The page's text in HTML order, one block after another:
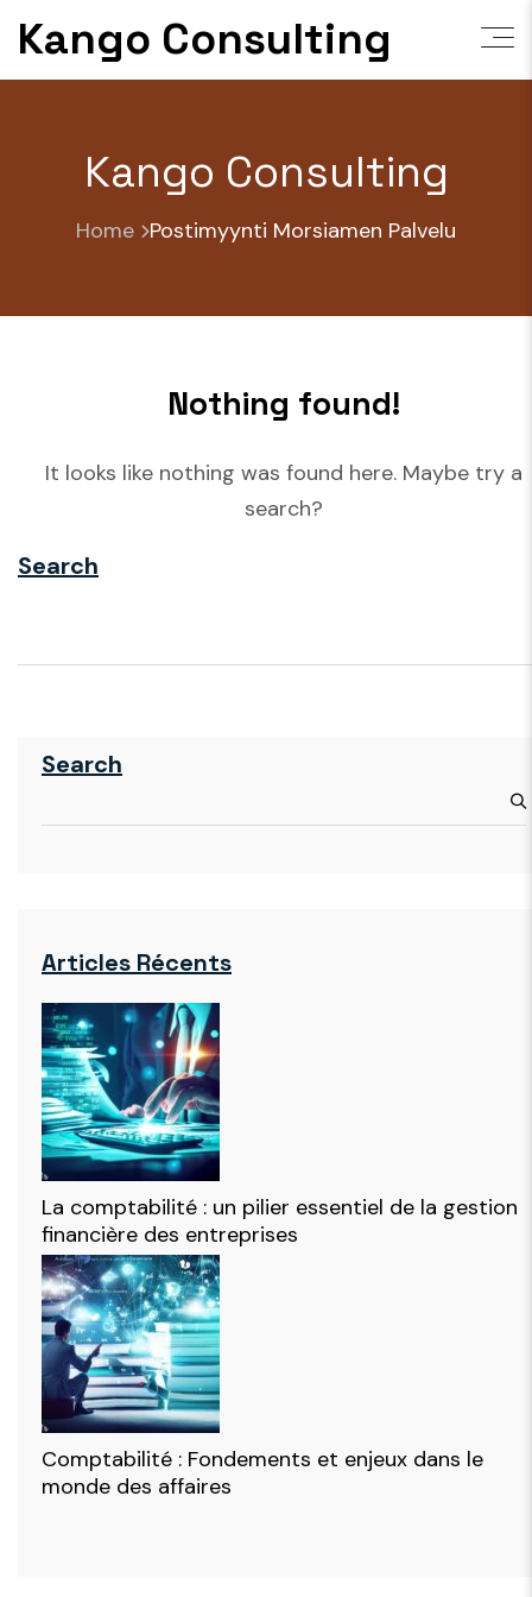
Kango Consulting
Kango Consulting
Home Postimyynti Morsiamen Palvelu
Search
Articles Récents
La comptabilité : un pilier essentiel de la gestion
financière des entreprises
Comptabilité : Fondements et enjeux dans le
monde des affaires
Nothing found!
It looks like nothing was found here. Maybe try a
search?
Search